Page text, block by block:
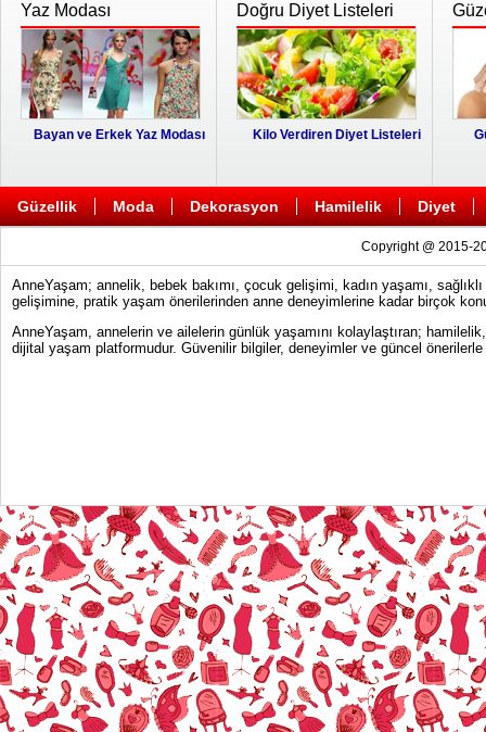
Yaz Modası
Bayan ve Erkek Yaz Modası
Doğru Diyet Listeleri
Kilo Verdiren Diyet Listeleri
Güzellik Moda Dekorasyon Hamilelik Diyet
Copyright @ 2015-
AnneYaşam; annelik, bebek bakımı, çocuk gelişimi, kadın yaşamı,
gelişimine, pratik yaşam önerilerinden anne deneyimlerine kadar birçok
AnneYaşam, annelerin ve ailelerin günlük yaşamını kolaylaştıran;
dijital yaşam platformudur. Güvenilir bilgiler, deneyimler ve güncel